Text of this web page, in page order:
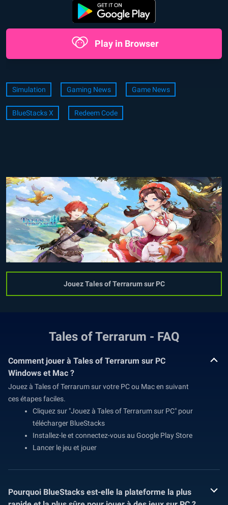
Play in Browser
Simulation Gaming News Game News
BlueStacks X Redeem Code
Jouez Tales of Terrarum sur PC
Tales of Terrarum - FAQ
Comment jouer à Tales of Terrarum sur PC
Windows et Mac ?
Jouez à Tales of Terrarum sur votre PC ou Mac en suivant
ces étapes faciles.
Cliquez sur "Jouez à Tales of Terrarum sur PC" pour
télécharger BlueStacks
Installez-le et connectez-vous au Google Play Store
Lancer le jeu et jouer
Pourquoi BlueStacks est-elle la plateforme la plus